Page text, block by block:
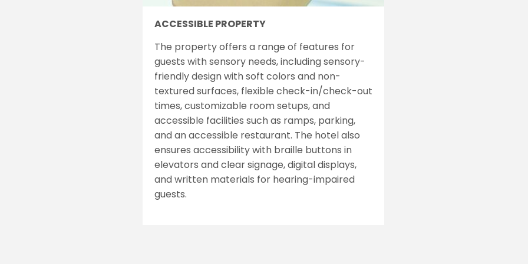
ACCESSIBLE PROPERTY
The property offers a range of features for
guests with sensory needs, including sensory-
friendly design with soft colors and non-
textured surfaces, flexible check-in/check-out
times, customizable room setups, and
accessible facilities such as ramps, parking,
and an accessible restaurant. The hotel also
ensures accessibility with braille buttons in
elevators and clear signage, digital displays,
and written materials for hearing-impaired
guests.